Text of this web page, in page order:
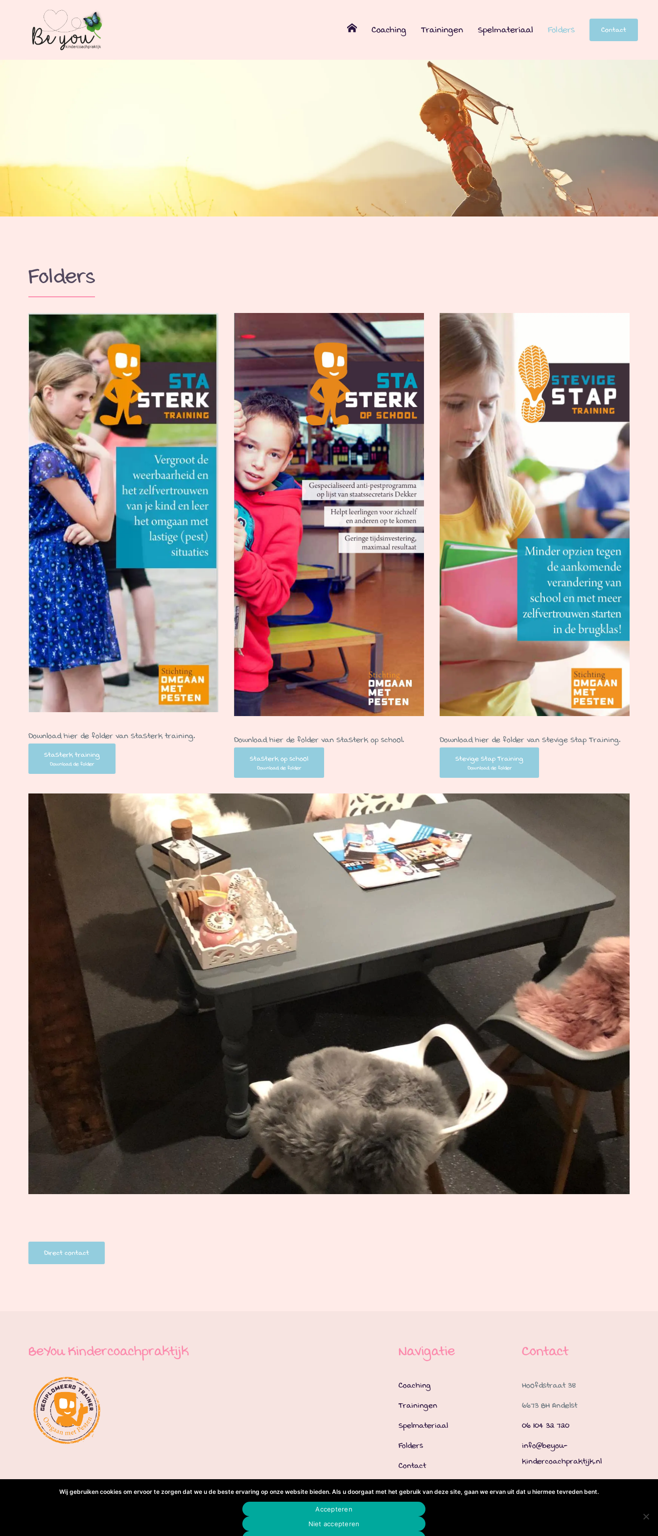
Coaching Trainingen Spelmateriaal Folders Contact
Folders
Download hier de folder van StaSterk training.
StaSterk training
Download de folder
Download hier de folder van StaSterk op school.
StaSterk op school
Download de folder
Download hier de folder van Stevige Stap Training.
Stevige Stap Training
Download de folder
Direct contact
BeYou Kindercoachpraktijk Navigatie
Coaching
Trainingen
Spelmateriaal
Folders
Contact
Contact
Hoofdstraat 38
6673 BH Andelst
06 104 32 720
info@beyou-
kindercoachpraktijk.nl
BeYou Kindercoachpraktijk - Privacyverklaring - Ontwikkeld door
Wij gebruiken cookies om ervoor te zorgen dat we u de beste ervaring op onze website bieden. Als u doorgaat met het gebruik van deze site, gaan we ervan uit dat u hiermee tevreden bent.
Accepteren
Niet accepteren